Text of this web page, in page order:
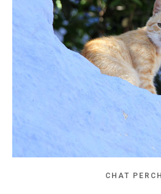
CHAT